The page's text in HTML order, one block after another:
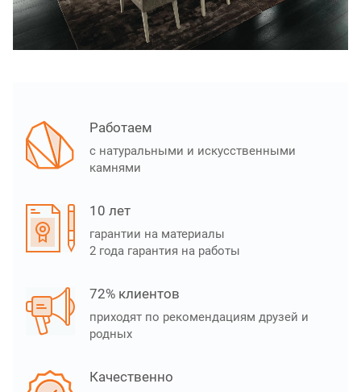
Работаем
с натуральными и искусственными
камнями
10 лет
гарантии на материалы
2 года гарантия на работы
72% клиентов
приходят по рекомендациям друзей и
родных
Качественно